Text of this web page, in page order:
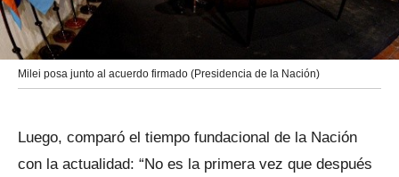
Milei posa junto al acuerdo firmado (Presidencia de la Nación)
Luego, comparó el tiempo fundacional de la Nación
con la actualidad: “No es la primera vez que después